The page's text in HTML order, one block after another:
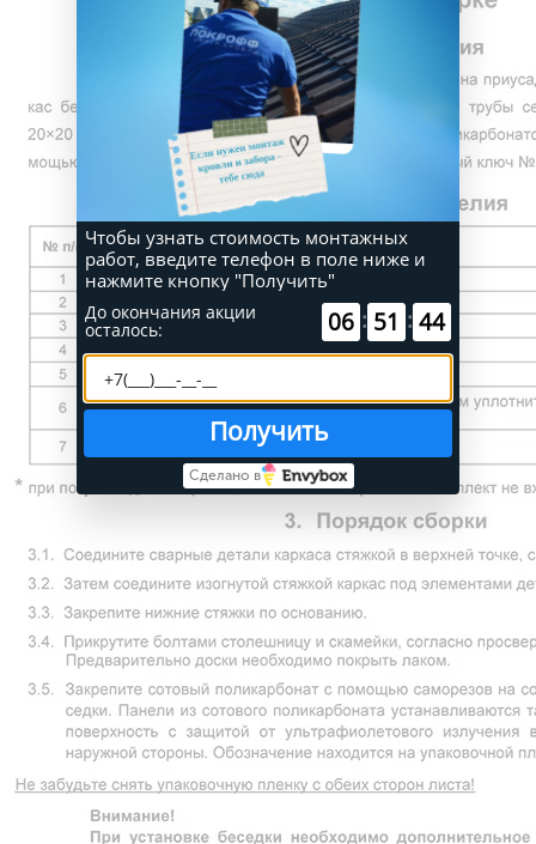
Чтобы узнать стоимость монтажных
работ, введите телефон в поле ниже и
нажмите кнопку "Получить"
До окончания акции
осталось: 51 : 15 : 57
Получить
Сделано в